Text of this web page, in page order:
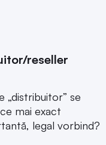
reseller
„distribuitor” se
mai exact
legal vorbind?